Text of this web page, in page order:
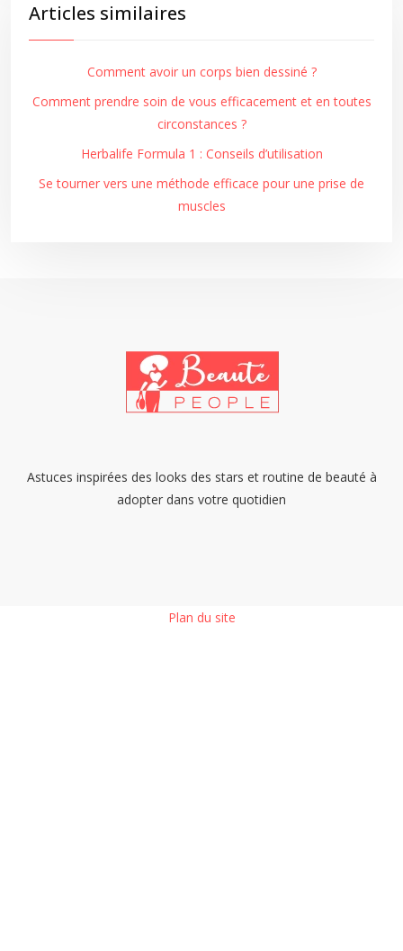
Articles similaires
Comment avoir un corps bien dessiné ?
Comment prendre soin de vous efficacement et en toutes
circonstances ?
Herbalife Formula 1 : Conseils d’utilisation
Se tourner vers une méthode efficace pour une prise de
muscles
Astuces inspirées des looks des stars et routine de beauté à
adopter dans votre quotidien
Plan du site